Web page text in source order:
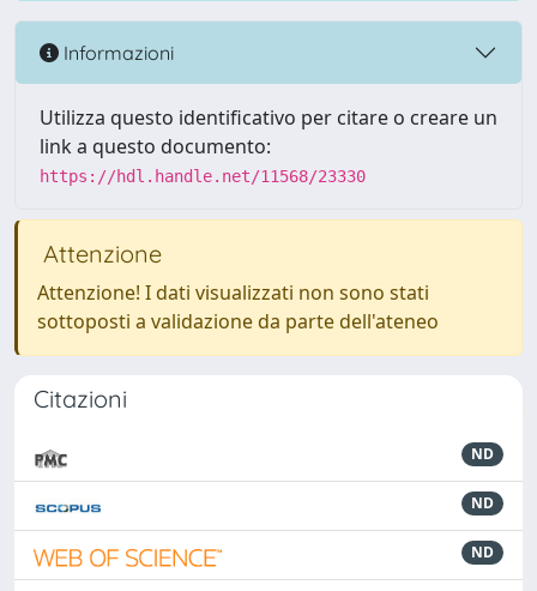
Informazioni
Utilizza questo identificativo per citare o creare un
link a questo documento:
https://hdl.handle.net/11568/23330
Attenzione
Attenzione! I dati visualizzati non sono stati
sottoposti a validazione da parte dell'ateneo
Citazioni
ND
ND
ND